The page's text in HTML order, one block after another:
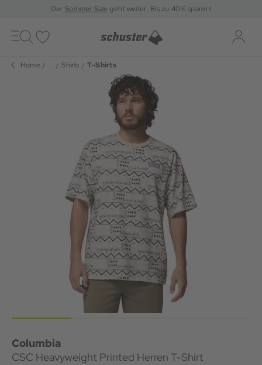
DerSommer Sale geht weiter: Bis zu 40% sparen!
Toggle
navigation
Home ... Shirts T-Shirts
Columbia
CSC Heavyweight Printed Herren T-Shirt